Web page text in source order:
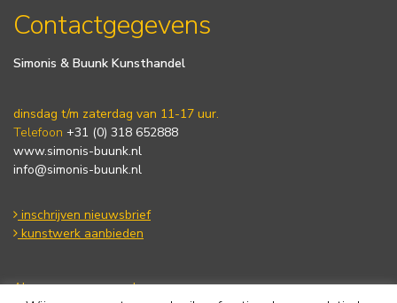
Contactgegevens
Simonis & Buunk Kunsthandel
dinsdag t/m zaterdag van 11-17 uur.
Telefoon +31 (0) 318 652888
www.simonis-buunk.nl
info@simonis-buunk.nl
inschrijven nieuwsbrief
kunstwerk aanbieden
Algemene voorwaarden